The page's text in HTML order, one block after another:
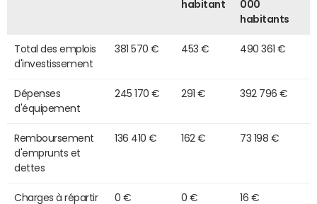
habitant
000
habitants
Total des emplois
d'investissement
381 570 € 453 € 490 361 €
Dépenses
d'équipement
245 170 € 291 € 392 796 €
Remboursement
d'emprunts et
dettes
136 410 € 162 € 73 198 €
Charges à répartir 0 € 0 € 16 €